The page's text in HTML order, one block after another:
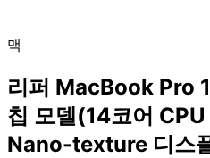
맥
리퍼 MacBook Pro
칩 모델(14코어
Nano-texture 디스